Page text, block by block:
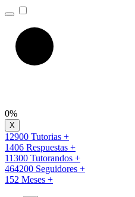
0%
12900 Tutorias +
1406 Respuestas +
11300 Tutorandos +
464200 Seguidores +
152 Meses +